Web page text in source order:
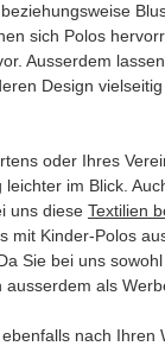
sich Polos
Ausserdem
Design vielseitig
oder Ihres
im Blick.
uns diese Textilien
mit Kinder-Polos
Sie bei uns
als
nach Ihren